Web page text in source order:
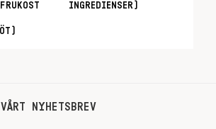
INGREDIENSER)
NYHETSBREV